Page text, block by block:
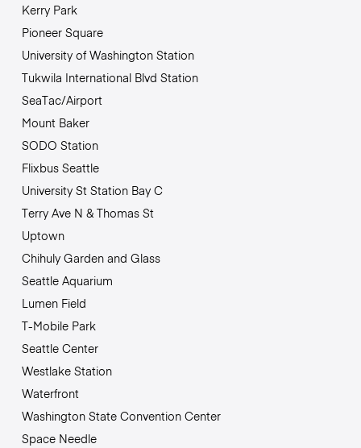
Kerry Park
Pioneer Square
University of Washington Station
Tukwila International Blvd Station
SeaTac/Airport
Mount Baker
SODO Station
Flixbus Seattle
University St Station Bay C
Terry Ave N & Thomas St
Uptown
Chihuly Garden and Glass
Seattle Aquarium
Lumen Field
T-Mobile Park
Seattle Center
Westlake Station
Waterfront
Washington State Convention Center
Space Needle